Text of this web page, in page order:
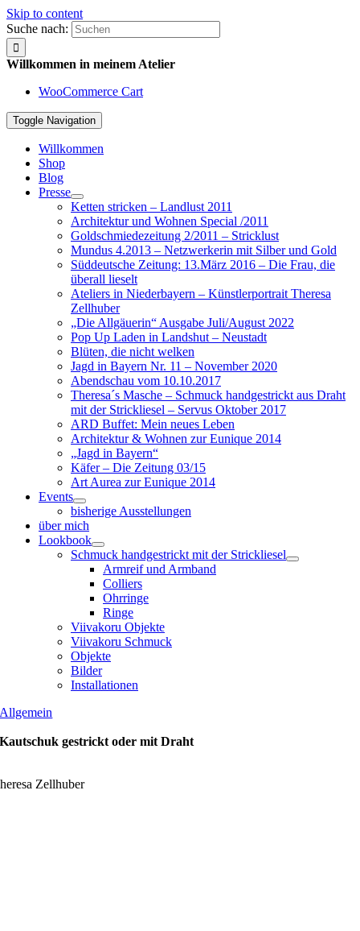
Skip to content
Suche nach:
Willkommen in meinem Atelier
WooCommerce Cart
Toggle Navigation
Willkommen
Shop
Blog
Presse
Ketten stricken – Landlust 2011
Architektur und Wohnen Special /2011
Goldschmiedezeitung 2/2011 – Stricklust
Mundus 4.2013 – Netzwerkerin mit Silber und Gold
Süddeutsche Zeitung: 13.März 2016 – Die Frau, die
überall lieselt
Ateliers in Niederbayern – Künstlerportrait Theresa
Zellhuber
„Die Allgäuerin“ Ausgabe Juli/August 2022
Pop Up Laden in Landshut – Neustadt
Blüten, die nicht welken
Jagd in Bayern Nr. 11 – November 2020
Abendschau vom 10.10.2017
Theresa´s Masche – Schmuck handgestrickt aus Draht
mit der Strickliesel – Servus Oktober 2017
ARD Buffet: Mein neues Leben
Architektur & Wohnen zur Eunique 2014
„Jagd in Bayern“
Käfer – Die Zeitung 03/15
Art Aurea zur Eunique 2014
Events
bisherige Ausstellungen
über mich
Lookbook
Schmuck handgestrickt mit der Strickliesel
Armreif und Armband
Colliers
Ohrringe
Ringe
Viivakoru Objekte
Viivakoru Schmuck
Objekte
Bilder
Installationen
Allgemein
Kautschuk gestrickt oder mit Draht
Zellhuber